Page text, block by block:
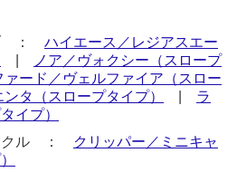
： ハイエース／レジアスエー
ノア／ヴォクシー（スロープ
ァード／ヴェルファイア（スロー
ンタ（スロープタイプ）
ラ
イプ）
クル ：
クリッパー／ミニキャ